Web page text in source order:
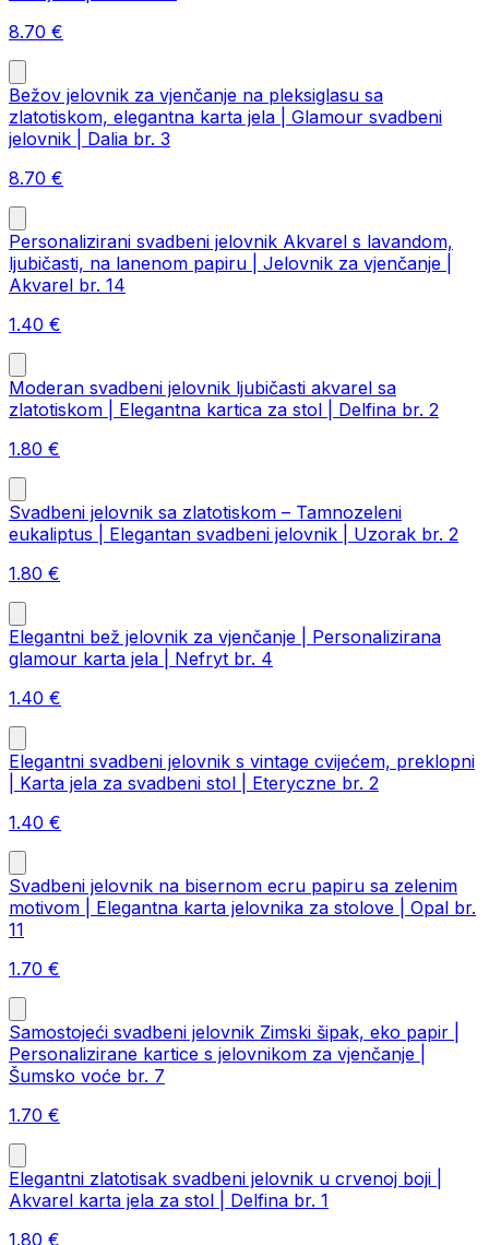
8.70 €
Bežov jelovnik za vjenčanje na pleksiglasu sa
zlatotiskom, elegantna karta jela | Glamour svadbeni
jelovnik | Dalia br. 3
8.70 €
Personalizirani svadbeni jelovnik Akvarel s lavandom,
ljubičasti, na lanenom papiru | Jelovnik za vjenčanje |
Akvarel br. 14
1.40 €
Moderan svadbeni jelovnik ljubičasti akvarel sa
zlatotiskom | Elegantna kartica za stol | Delfina br. 2
1.80 €
Svadbeni jelovnik sa zlatotiskom – Tamnozeleni
eukaliptus | Elegantan svadbeni jelovnik | Uzorak br. 2
1.80 €
Elegantni bež jelovnik za vjenčanje | Personalizirana
glamour karta jela | Nefryt br. 4
1.40 €
Elegantni svadbeni jelovnik s vintage cvijećem, preklopni
| Karta jela za svadbeni stol | Eteryczne br. 2
1.40 €
Svadbeni jelovnik na bisernom ecru papiru sa zelenim
motivom | Elegantna karta jelovnika za stolove | Opal br.
11
1.70 €
Samostojeći svadbeni jelovnik Zimski šipak, eko papir |
Personalizirane kartice s jelovnikom za vjenčanje |
Šumsko voće br. 7
1.70 €
Elegantni zlatotisak svadbeni jelovnik u crvenoj boji |
Akvarel karta jela za stol | Delfina br. 1
1.80 €